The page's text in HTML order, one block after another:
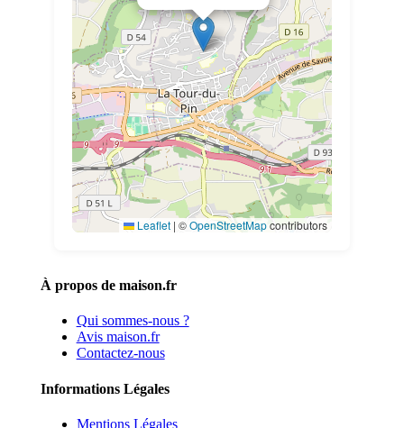
Leaflet | ©OpenStreetMapcontributors
À propos de maison.fr
Qui sommes-nous ?
Avis maison.fr
Contactez-nous
Informations Légales
Mentions Légales